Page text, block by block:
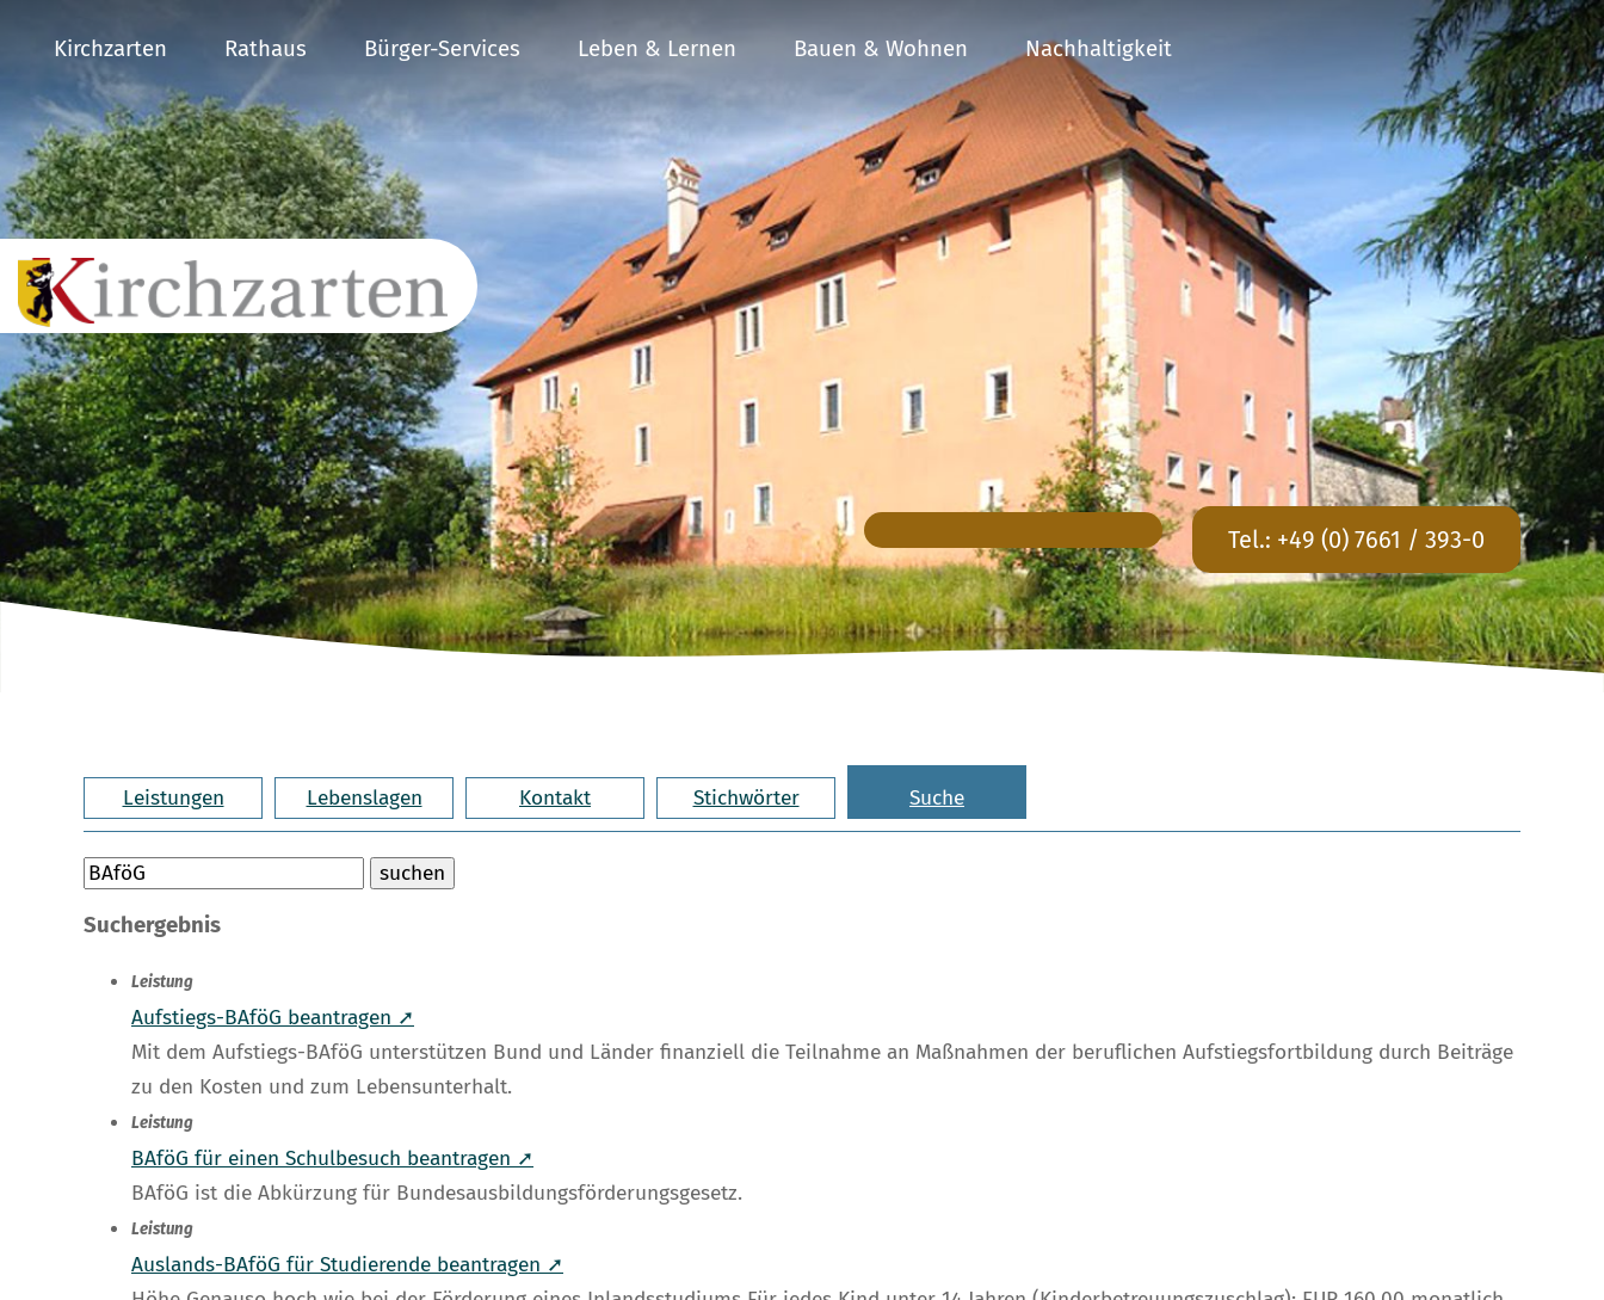
Kirchzarten Rathaus Bürger-Services Leben & Lernen Bauen & Wohnen Nachhaltigkeit
Tel.: +49 (0) 7661 / 393-0
Leistungen Lebenslagen Kontakt Stichwörter Suche
Suchergebnis
Leistung
Aufstiegs-BAföG beantragen ➚
Mit dem Aufstiegs-BAföG unterstützen Bund und Länder finanziell die Teilnahme an Maßnahmen der beruflichen Aufstiegsfortbildung durch Beiträge
zu den Kosten und zum Lebensunterhalt.
Leistung
BAföG für einen Schulbesuch beantragen ➚
BAföG ist die Abkürzung für Bundesausbildungsförderungsgesetz.
Leistung
Auslands-BAföG für Studierende beantragen ➚